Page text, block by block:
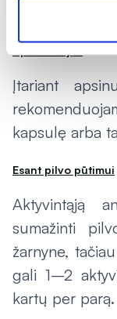
padėti ir kaip
Įtariant
kapsulę arba
Esant pilvo pūtimui
Aktyvintąją
sumažinti
žarnyne,
gali 1–2
kartų per parą.